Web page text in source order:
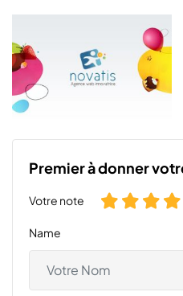
Premier à donner
Votre note
Name